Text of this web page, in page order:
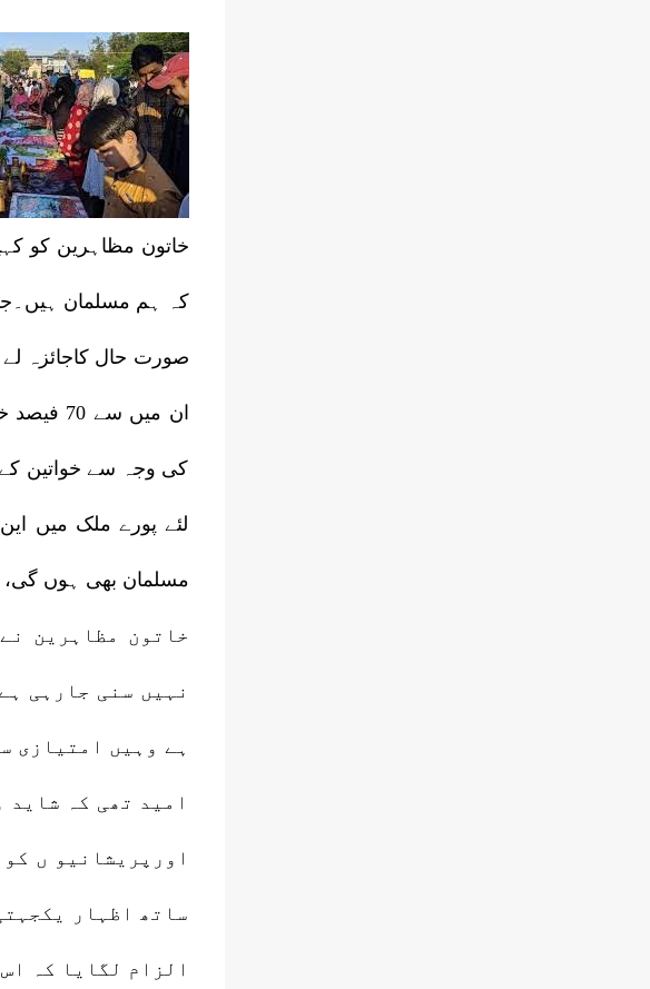
خاتون مظاہرین کو
کہ ہم مسلمان
ان میں
کی وجہ سے خواتین کے
لئے پورے ملک میں
مسلمان بھی ہوں
خاتون مظاہرین
نہیں سنی جارہی
ہے وہیں امتیازی
امید تھی کہ
اورپریشانیو ں
ساتھ اظہار
الزام لگایا کہ